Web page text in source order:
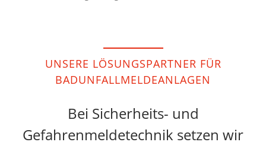
UNSERE LÖSUNGSPARTNER FÜR
BADUNFALLMELDEANLAGEN
Bei Sicherheits- und
Gefahrenmeldetechnik setzen wir